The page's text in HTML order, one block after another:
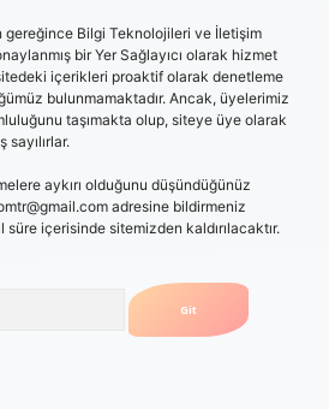
gereğince Bilgi Teknolojileri ve İletişim
bir Yer Sağlayıcı olarak hizmet
içerikleri proaktif olarak denetleme
bulunmamaktadır. Ancak, üyelerimiz
taşımakta olup, siteye üye olarak
aykırı olduğunu düşündüğünüz
adresine bildirmeniz
içerisinde sitemizden kaldırılacaktır.